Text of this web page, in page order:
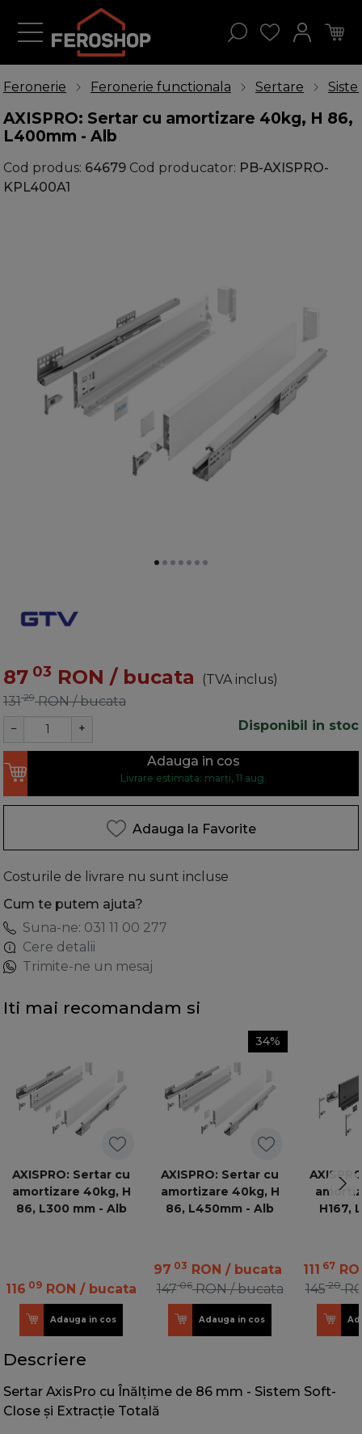
Feronerie Feronerie functionala Sertare
AXISPRO: Sertar cu amortizare 40kg, H 86,
L400mm - Alb
Cod produs: 64679 Cod producator: PB-AXISPRO-
KPL400A1
87 03 RON / bucata
(TVA inclus)
13129 RON / bucata
Disponibil in stoc
− +
Adauga in cos
Livrare estimata: marți, 11 aug.
Adauga la Favorite
Costurile de livrare nu sunt incluse
Cum te putem ajuta?
Suna-ne: 031 11 00 277
Cere detalii
Trimite-ne un mesaj
Iti mai recomandam si
AXISPRO: Sertar cu
amortizare 40kg, H
86, L300 mm - Alb
116 09 RON / bucata
Adauga in cos
34%
AXISPRO: Sertar cu
amortizare 40kg, H
86, L450mm - Alb
97 03 RON / bucata
14706 RON / bucata
Adauga in cos
H167,
111 67
14520
Descriere
Sertar AxisPro cu Înălțime de 86 mm - Sistem Soft-
Close și Extracție Totală